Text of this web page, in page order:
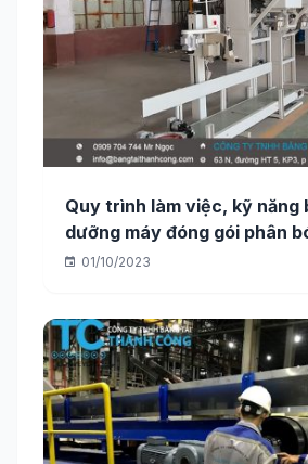
Quy trình làm việc, kỹ năng
dưỡng máy đóng gói phân
01/10/2023